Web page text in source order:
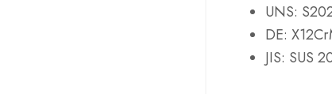
UNS:
DE:
JIS: SUS